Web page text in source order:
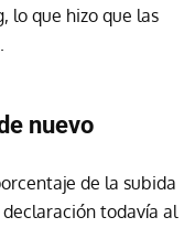
lo que hizo que las
nuevo
de la subida
todavía al